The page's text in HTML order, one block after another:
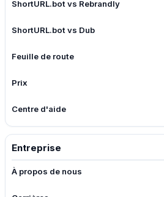
ShortURL.bot vs Rebrandly
ShortURL.bot vs Dub
Feuille de route
Prix
Centre d'aide
Entreprise
À propos de nous